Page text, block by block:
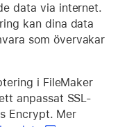
data via internet.
kan dina data
som övervakar
i FileMaker
anpassat SSL-
Encrypt. Mer